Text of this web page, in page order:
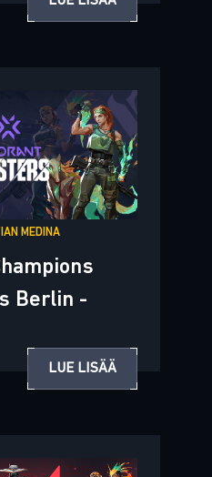
MEDINA
Berlin -
LUE LISÄÄ